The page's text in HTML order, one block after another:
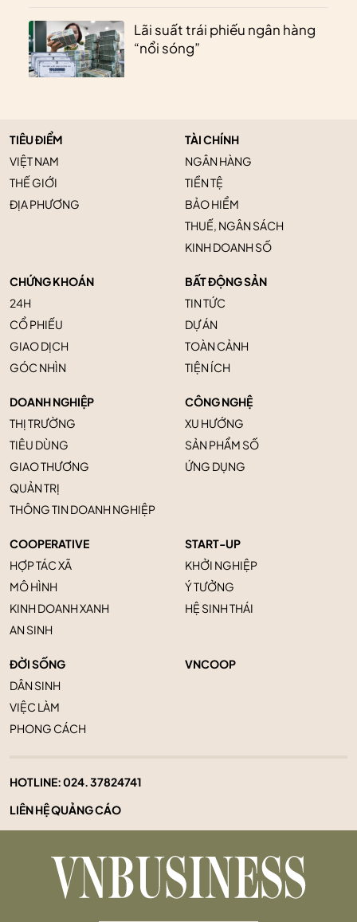
Lãi suất trái phiếu ngân hàng
“nổi sóng”
TIÊU ĐIỂM
VIỆT NAM
THẾ GIỚI
ĐỊA PHƯƠNG
TÀI CHÍNH
NGÂN HÀNG
TIỀN TỆ
BẢO HIỂM
THUẾ, NGÂN SÁCH
KINH DOANH SỐ
CHỨNG KHOÁN
24H
CỔ PHIẾU
GIAO DỊCH
GÓC NHÌN
BẤT ĐỘNG SẢN
TIN TỨC
DỰ ÁN
TOÀN CẢNH
TIỆN ÍCH
DOANH NGHIỆP
THỊ TRƯỜNG
TIÊU DÙNG
GIAO THƯƠNG
QUẢN TRỊ
THÔNG TIN DOANH NGHIỆP
CÔNG NGHỆ
XU HƯỚNG
SẢN PHẨM SỐ
ỨNG DỤNG
COOPERATIVE
HỢP TÁC XÃ
MÔ HÌNH
KINH DOANH XANH
AN SINH
START-UP
KHỞI NGHIỆP
Ý TƯỞNG
HỆ SINH THÁI
ĐỜI SỐNG
DÂN SINH
VIỆC LÀM
PHONG CÁCH
VNCOOP
HOTLINE:024. 37824741
LIÊN HỆ QUẢNG CÁO